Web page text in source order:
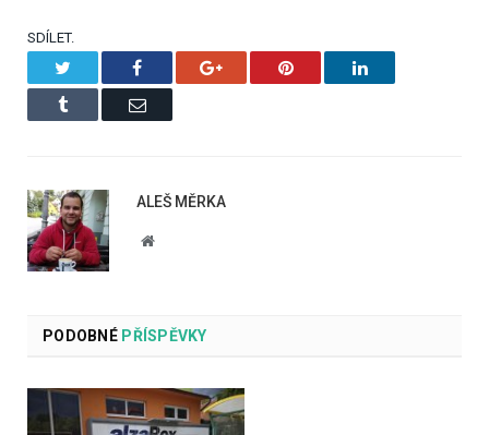
SDÍLET.
Facebook Google+ Pinterest LinkedIn
Tumblr Email
ALEŠ MĚRKA
Website
PODOBNÉPŘÍSPĚVKY